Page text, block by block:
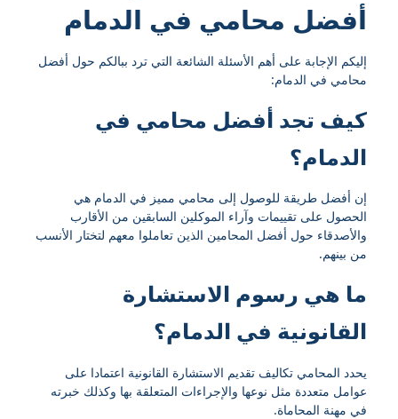
أفضل محامي في الدمام
إليكم الإجابة على أهم الأسئلة الشائعة التي ترد ببالكم حول أفضل
محامي في الدمام:
كيف تجد أفضل محامي في
الدمام؟
إن أفضل طريقة للوصول إلى محامي مميز في الدمام هي
الحصول على تقييمات وآراء الموكلين السابقين من الأقارب
والأصدقاء حول أفضل المحامين الذين تعاملوا معهم لتختار الأنسب
من بينهم.
ما هي رسوم الاستشارة
القانونية في الدمام؟
يحدد المحامي تكاليف تقديم الاستشارة القانونية اعتمادا على
عوامل متعددة مثل نوعها والإجراءات المتعلقة بها وكذلك خبرته
في مهنة المحاماة.